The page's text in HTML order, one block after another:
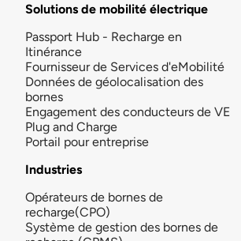
Solutions de mobilité électrique
Passport Hub - Recharge en
Itinérance
Fournisseur de Services d'eMobilité
Données de géolocalisation des
bornes
Engagement des conducteurs de VE
Plug and Charge
Portail pour entreprise
Industries
Opérateurs de bornes de
recharge(CPO)
Système de gestion des bornes de